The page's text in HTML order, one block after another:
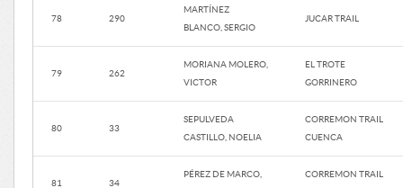
78 290
MARTÍNEZ
BLANCO, SERGIO
JUCAR TRAIL
79 262
MORIANA MOLERO,
VICTOR
EL TROTE
GORRINERO
80 33
SEPULVEDA
CASTILLO, NOELIA
CORREMON TRAIL
CUENCA
81 34
PÉREZ DE MARCO,
CORREMON TRAIL